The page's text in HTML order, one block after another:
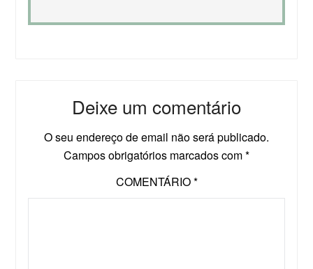
Deixe um comentário
O seu endereço de email não será publicado.
Campos obrigatórios marcados com*
COMENTÁRIO*